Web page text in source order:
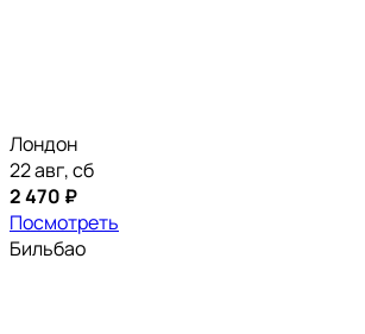
Лондон
22 авг, сб
2 470 ₽
Посмотреть
Бильбао